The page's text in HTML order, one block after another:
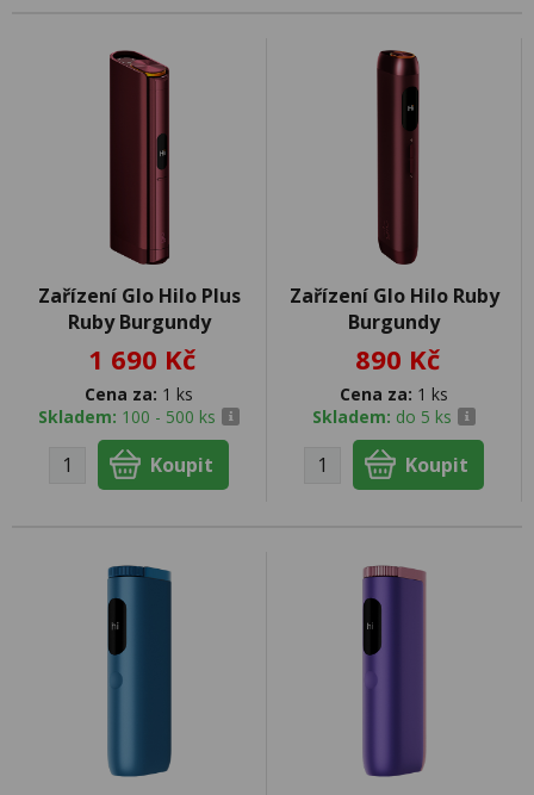
Zařízení Glo Hilo Plus
Ruby Burgundy
1 690 Kč
Cena za: 1 ks
Skladem: 100 - 500 ks
Zařízení Glo Hilo Ruby
Burgundy
890 Kč
Cena za: 1 ks
Skladem: do 5 ks